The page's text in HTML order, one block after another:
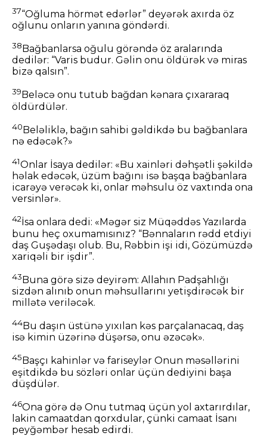
37“Oğluma hörmət edərlər” deyərək axırda öz
oğlunu onların yanına göndərdi.
38 Bağbanlarsa oğulu görəndə öz aralarında
dedilər: “Varis budur. Gəlin onu öldürək və miras
bizə qalsın”.
39 Beləcə onu tutub bağdan kənara çıxararaq
öldürdülər.
40Beləliklə, bağın sahibi gəldikdə bu bağbanlara
nə edəcək?»
41Onlar İsaya dedilər: «Bu xainləri dəhşətli şəkildə
həlak edəcək, üzüm bağını isə başqa bağbanlara
icarəyə verəcək ki, onlar məhsulu öz vaxtında ona
versinlər».
42İsa onlara dedi: «Məgər siz Müqəddəs Yazılarda
bunu heç oxumamısınız? “Bənnaların rədd etdiyi
daş Guşədaşı olub. Bu, Rəbbin işi idi, Gözümüzdə
xariqəli bir işdir”.
43Buna görə sizə deyirəm: Allahın Padşahlığı
sizdən alınıb onun məhsullarını yetişdirəcək bir
millətə veriləcək.
44Bu daşın üstünə yıxılan kəs parçalanacaq, daş
isə kimin üzərinə düşərsə, onu əzəcək».
45 Başçı kahinlər və fariseylər Onun məsəllərini
eşitdikdə bu sözləri onlar üçün dediyini başa
düşdülər.
46Ona görə də Onu tutmaq üçün yol axtarırdılar,
lakin camaatdan qorxdular, çünki camaat İsanı
peyğəmbər hesab edirdi.